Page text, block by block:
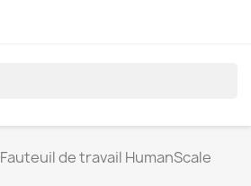
Fauteuil de travail HumanScale